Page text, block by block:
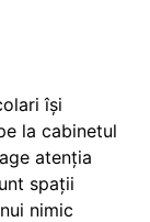
își
la cabinetul
atenția
spații
nimic